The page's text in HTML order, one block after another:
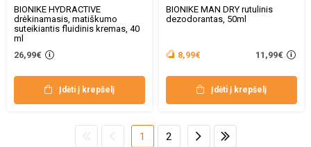
BIONIKE HYDRACTIVE
drėkinamasis, matiškumo
suteikiantis fluidinis kremas, 40
ml
26,99€
Įdėti į krepšelį
BIONIKE MAN DRY rutulinis
dezodorantas, 50ml
8,99€ 11,99€
Įdėti į krepšelį
1 2